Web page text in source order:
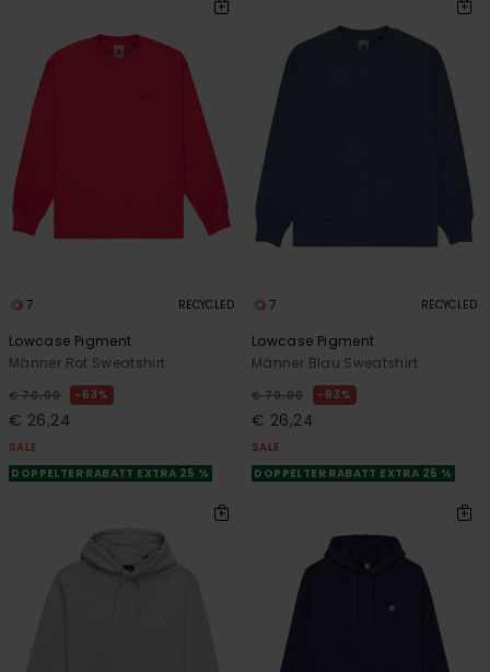
7 RECYCLED
Lowcase Pigment
Männer Rot Sweatshirt
€ 70,00 63%
€ 26,24
SALE
DOPPELTER RABATT EXTRA 25 %
7 RECYCLED
Lowcase Pigment
Männer Blau Sweatshirt
€ 70,00 63%
€ 26,24
SALE
DOPPELTER RABATT EXTRA 25 %